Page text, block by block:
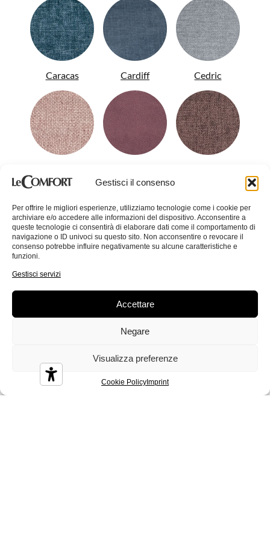
Gestisci il consenso
Per offrire le migliori esperienze, utilizziamo tecnologie come i cookie per
archiviare e/o accedere alle informazioni del dispositivo. Acconsentire a
queste tecnologie ci consentirà di elaborare dati come il comportamento di
navigazione o ID univoci su questo sito. Non acconsentire o revocare il
consenso potrebbe influire negativamente su alcune caratteristiche e
funzioni.
Gestisci servizi
Accettare
Negare
Visualizza preferenze
Cookie Policy Imprint
Caracas Cardiff Cedric
Dandy